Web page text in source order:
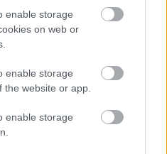
enable storage
on web or
enable storage
the website or app.
enable storage
PULL AND BEAR